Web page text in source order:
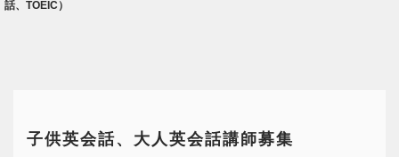
話、TOEIC）
子供英会話、大人英会話講師募集